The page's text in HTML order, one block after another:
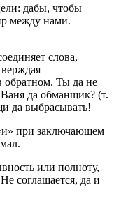
дабы, чтобы
между нами.
слова,
обратном. Ты да не
да обманщик? (т.
да выбрасывать!
при заключающем
или полноту,
Не соглашается, да и